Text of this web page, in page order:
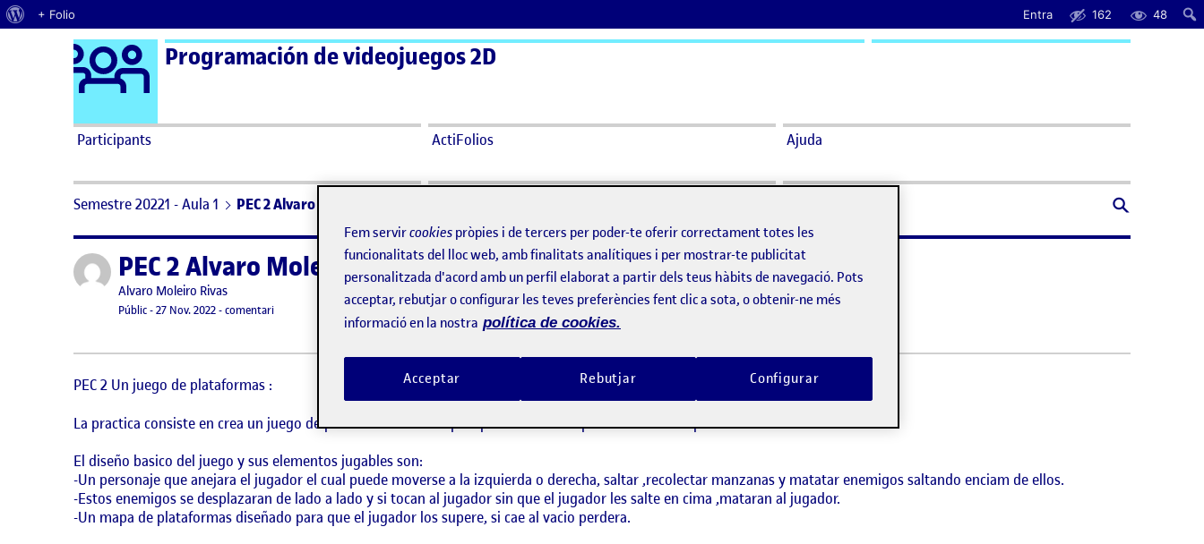
Quant al WordPress
+ Folio Entra 162 48
Saltar al contingut Logo Ágora
Programación de videojuegos 2D
Participants ActiFolios Ajuda
Semestre 20221 - Aula 1 PEC 2 Alvaro Moleiro Rivas, Programacion videojuegos 2d
Publicat perPEC 2 Alvaro Moleiro Rivas, Programacion videojuegos 2d
Publicat per
Alvaro Moleiro Rivas
Visibilitat:
Públic-Data de publicació
27 Nov. 202217 gener, 2024 4:40 pm
-comentariel PEC 2 Alvaro Moleiro Rivas, Programacion videojuegos 2d
PEC 2 Un juego de plataformas :
La practica consiste en crea un juego de plataformas con los pincipios basicos del primer nivel de super mario.
El diseño basico del juego y sus elementos jugables son:
-Un personaje que anejara el jugador el cual puede moverse a la izquierda o derecha, saltar ,recolectar manzanas y matatar enemigos saltando enciam de ellos.
-Estos enemigos se desplazaran de lado a lado y si tocan al jugador sin que el jugador les salte en cima ,mataran al jugador.
-Un mapa de plataformas diseñado para que el jugador los supere, si cae al vacio perdera.
Fem servircookies pròpies i de tercers per poder-te oferir correctament totes les
funcionalitats del lloc web, amb finalitats analítiques i per mostrar-te publicitat
personalitzada d'acord amb un perfil elaborat a partir dels teus hàbits de navegació. Pots
acceptar, rebutjar o configurar les teves preferències fent clic a sota, o obtenir-ne més
informació en la nostra política de cookies.
Rebutjar
Acceptar Configurar